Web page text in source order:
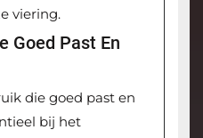
viering.
Goed Past En
die goed past en
bij het